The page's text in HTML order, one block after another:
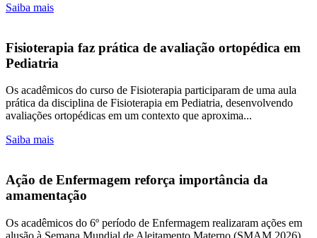
Saiba mais
Fisioterapia faz prática de avaliação ortopédica em
Pediatria
Os acadêmicos do curso de Fisioterapia participaram de uma aula
prática da disciplina de Fisioterapia em Pediatria, desenvolvendo
avaliações ortopédicas em um contexto que aproxima...
Saiba mais
Ação de Enfermagem reforça importância da
amamentação
Os acadêmicos do 6º período de Enfermagem realizaram ações em
alusão à Semana Mundial de Aleitamento Materno (SMAM 2026),